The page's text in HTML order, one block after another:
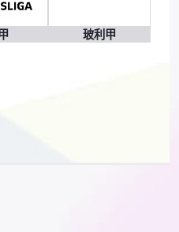
玻利甲